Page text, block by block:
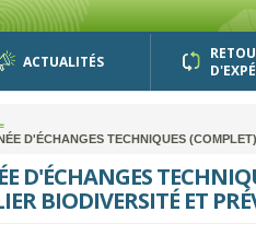
ACTUALITÉS
D'ÉCHANGES TECHNIQUES
D'ÉCHANGES
BIODIVERSITÉ ET